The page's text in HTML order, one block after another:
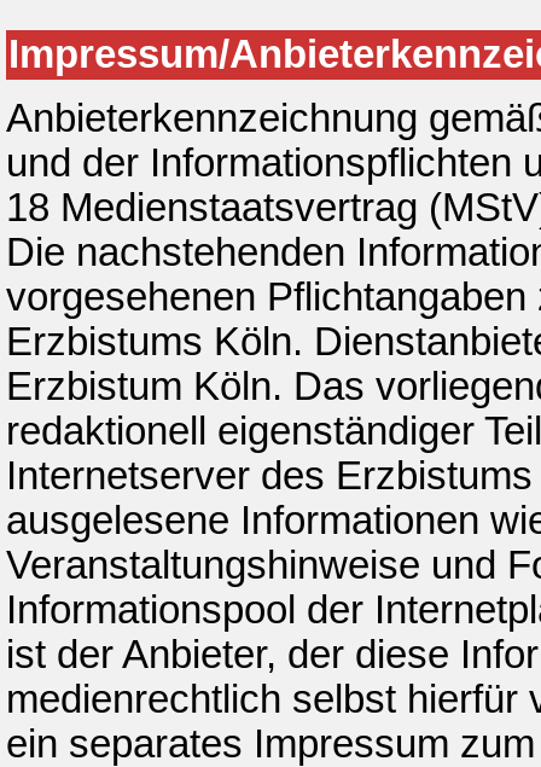
Impressum/
Anbieterkennzeichnung
und der Informationspflichten
18 Medienstaatsvertrag
Die nachstehenden
vorgesehenen
Erzbistums Köln.
Erzbistum Köln. Das
redaktionell eigenständiger
Internetserver des
ausgelesene Informationen
Veranstaltungshinweise und
Informationspool der
ist der Anbieter, der diese
medienrechtlich selbst hierfür
ein separates Impressum